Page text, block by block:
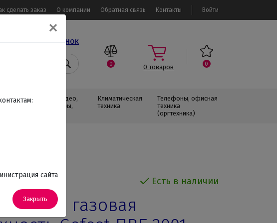
Войти
сделать заказ О компании Обратная связь Контакты
Заказать звонок
0 0 товаров 0
Аудио, Видео,
Телевизоры,
Климатическая
техника
Телефоны, офисная
техника
(оргтехника)
Есть в наличии
газовая
✕
сайта
Закрыть